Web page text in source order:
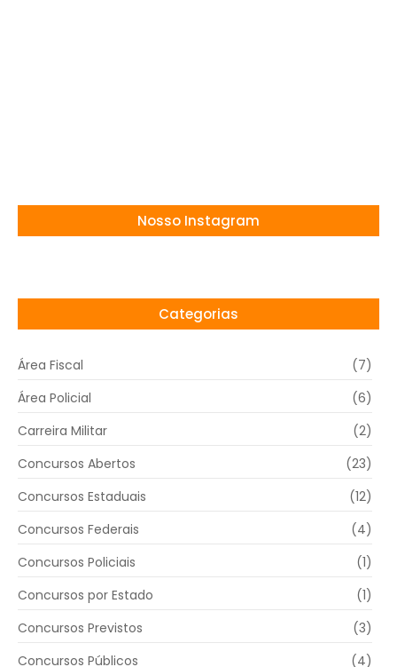
Nosso Instagram
Categorias
Área Fiscal
(7)
Área Policial
(6)
Carreira Militar
(2)
Concursos Abertos
(23)
Concursos Estaduais
(12)
Concursos Federais
(4)
Concursos Policiais
(1)
Concursos por Estado
(1)
Concursos Previstos
(3)
Concursos Públicos
(4)